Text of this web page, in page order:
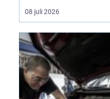
synlighet och en tydlig
profil i alla fysiska
genomtänkta trycksaker
som visitkort, broschyrer
och skyltar blir
varumärket konkret o...
08 juli 2026